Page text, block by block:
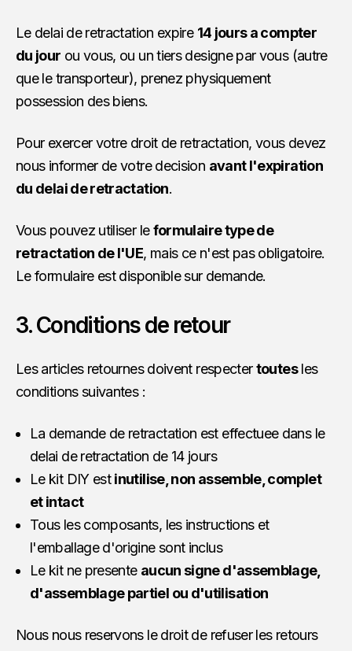
Le delai de retractation expire 14 jours a compter
du jour ou vous, ou un tiers designe par vous (autre
que le transporteur), prenez physiquement
possession des biens.
Pour exercer votre droit de retractation, vous devez
nous informer de votre decision avant l'expiration
du delai de retractation.
Vous pouvez utiliser leformulaire type de
retractation de l'UE, mais ce n'est pas obligatoire.
Le formulaire est disponible sur demande.
3. Conditions de retour
Les articles retournes doivent respectertoutesles
conditions suivantes :
La demande de retractation est effectuee dans le
delai de retractation de 14 jours
Le kit DIY estinutilise, non assemble, complet
et intact
Tous les composants, les instructions et
l'emballage d'origine sont inclus
Le kit ne presente aucun signe d'assemblage,
d'assemblage partiel ou d'utilisation
Nous nous reservons le droit de refuser les retours